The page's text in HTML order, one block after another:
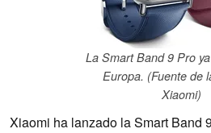
La Smart Band 9 Pro
Europa. (Fuente de
Xiaomi)
Xiaomi ha lanzado la Smart Band